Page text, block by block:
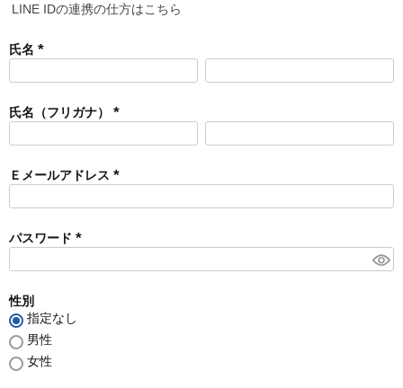
LINE IDの連携の仕方はこちら
氏名
必
氏名（フリガナ）
必
Ｅメールアドレス
必
パスワード
必
性別
指定なし
男性
女性